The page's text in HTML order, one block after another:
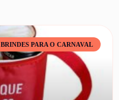
BRINDES PARA O CARNAVAL